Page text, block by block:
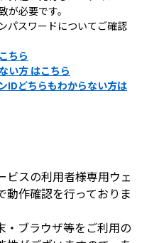
が必要です。
パスワードについてご確認
ちら
い方 はこちら
IDどちらもわからない方は
ビスの利用者様専用ウェ
動作確認を行っておりま
・ブラウザ等をご利用の